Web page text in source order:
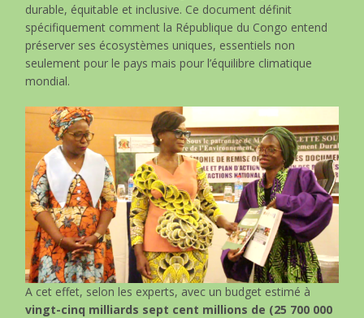
durable, équitable et inclusive. Ce document définit
spécifiquement comment la République du Congo entend
préserver ses écosystèmes uniques, essentiels non
seulement pour le pays mais pour l’équilibre climatique
mondial.
A cet effet, selon les experts, avec un budget estimé à
vingt-cinq milliards sept cent millions de (25 700 000